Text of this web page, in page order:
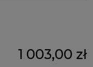
1 003,00 zł